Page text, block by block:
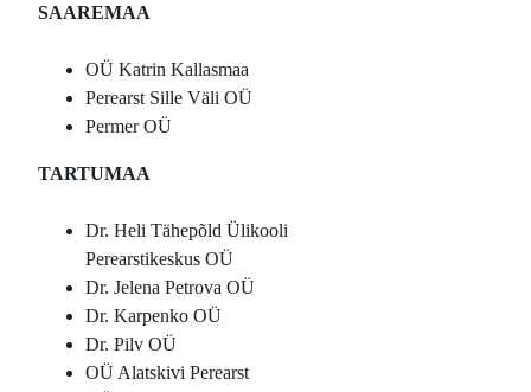
SAAREMAA
OÜ Katrin Kallasmaa
Perearst Sille Väli OÜ
Permer OÜ
TARTUMAA
Dr. Heli Tähepõld Ülikooli
Perearstikeskus OÜ
Dr. Jelena Petrova OÜ
Dr. Karpenko OÜ
Dr. Pilv OÜ
OÜ Alatskivi Perearst